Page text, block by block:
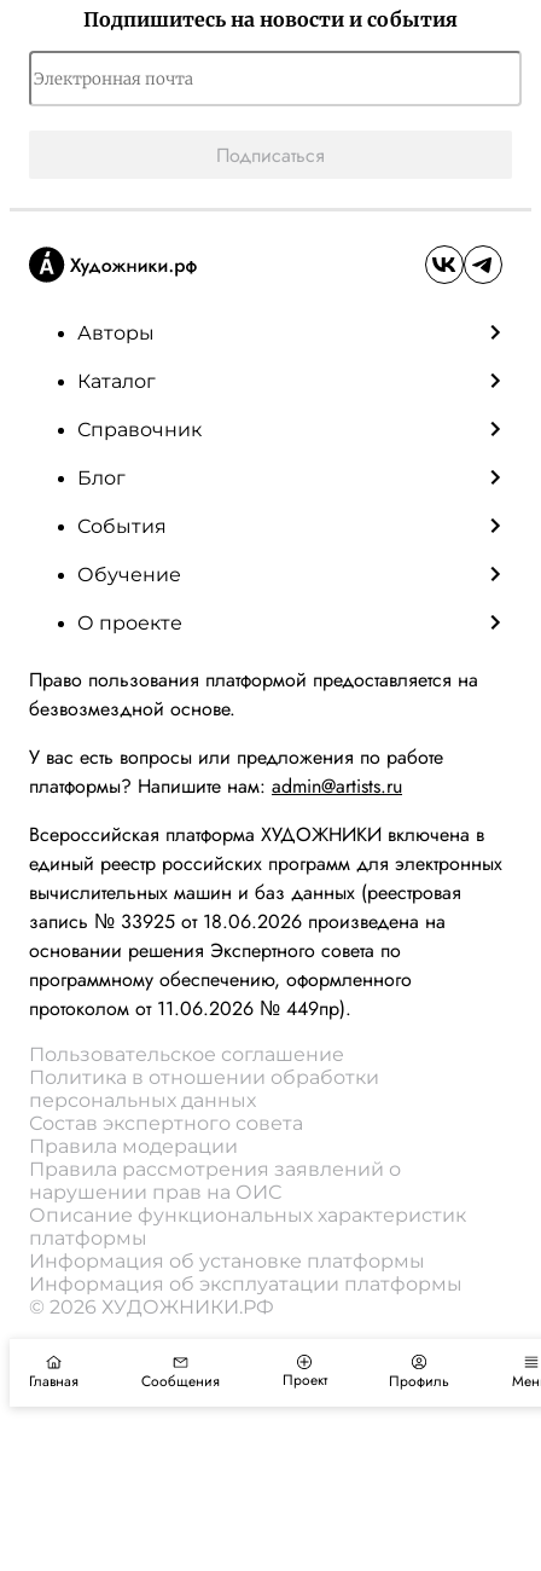
Подпишитесь на новости и события
Подписаться
Авторы
Каталог
Справочник
Блог
События
Обучение
О проекте
Право пользования платформой предоставляется на
безвозмездной основе.
У вас есть вопросы или предложения по работе
платформы? Напишите нам: admin@artists.ru
Всероссийская платформа ХУДОЖНИКИ включена в
единый реестр российских программ для электронных
вычислительных машин и баз данных (реестровая
запись № 33925 от 18.06.2026 произведена на
основании решения Экспертного совета по
программному обеспечению, оформленного
протоколом от 11.06.2026 № 449пр).
Пользовательское соглашение
Политика в отношении обработки
персональных данных
Состав экспертного совета
Правила модерации
Правила рассмотрения заявлений о
нарушении прав на ОИС
Описание функциональных характеристик
платформы
Информация об установке платформы
Информация об эксплуатации платформы
© 2026 ХУДОЖНИКИ.РФ
Главная Сообщения Проект Профиль